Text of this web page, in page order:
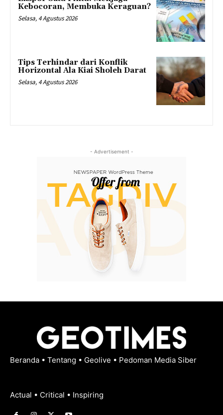
Kebocoran, Membuka Keraguan?
Selasa, 4 Agustus 2026
Tips Terhindar dari Konflik
Horizontal Ala Kiai Sholeh Darat
Selasa, 4 Agustus 2026
- Advertisement -
Beranda • Tentang • Geolive • Pedoman Media Siber
Actual • Critical • Inspiring